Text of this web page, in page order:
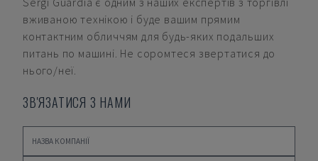
вживаною технікою і буде вашим прямим
контактним обличчям для будь-яких подальших
питань по машині. Не соромтеся звертатися до
нього/неї.
ЗВ'ЯЗАТИСЯ З НАМИ